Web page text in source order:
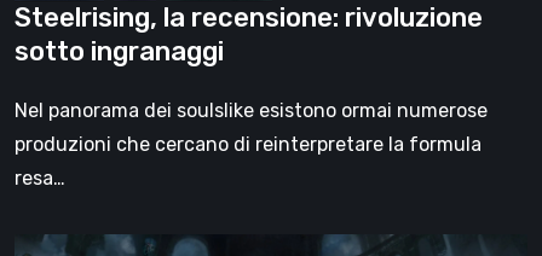
Steelrising, la recensione: rivoluzione
sotto ingranaggi
Nel panorama dei soulslike esistono ormai numerose
produzioni che cercano di reinterpretare la formula
resa…
DOOM: